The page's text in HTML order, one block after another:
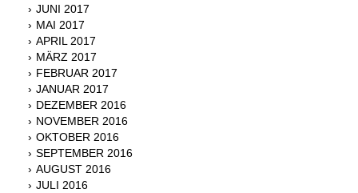
JUNI 2017
MAI 2017
APRIL 2017
MÄRZ 2017
FEBRUAR 2017
JANUAR 2017
DEZEMBER 2016
NOVEMBER 2016
OKTOBER 2016
SEPTEMBER 2016
AUGUST 2016
JULI 2016